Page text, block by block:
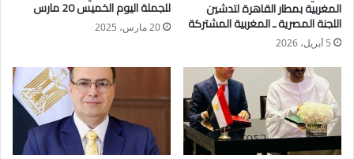
ومن جانبه قال المهندس محمود فوزي عطا رئيس الإدارة المركزية
للمحاصيل الزراعية، أن الدولة تحرص على دعم الفلاح المصري بكل
الوطني.
المغربية بمطار القاهرة لتدشين
اللجنة المصرية ـ المغربية المشتركة
5 أبريل، 2026
للجملة اليوم الخميس 20 مارس
20 مارس، 2025